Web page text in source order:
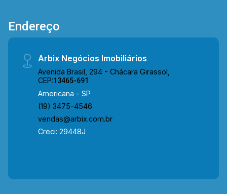
Endereço
Arbix Negócios Imobiliários
Avenida Brasil, 294 - Chácara Girassol,
CEP:13465-691
Americana - SP
(19) 3475-4546
vendas@arbix.com.br
Creci: 29448J